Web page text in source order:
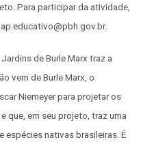
Para participar da atividade,
.
de Burle Marx traz a
vem de Burle Marx, o
Niemeyer para projetar os
que, em seu projeto, traz uma
espécies nativas brasileiras. É